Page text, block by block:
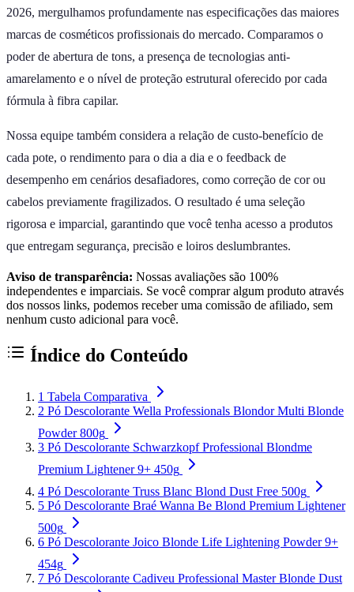
2026, mergulhamos profundamente nas especificações das maiores
marcas de cosméticos profissionais do mercado. Comparamos o
poder de abertura de tons, a presença de tecnologias anti-
amarelamento e o nível de proteção estrutural oferecido por cada
fórmula à fibra capilar.
Nossa equipe também considera a relação de custo-benefício de
cada pote, o rendimento para o dia a dia e o feedback de
desempenho em cenários desafiadores, como correção de cor ou
cabelos previamente fragilizados. O resultado é uma seleção
rigorosa e imparcial, garantindo que você tenha acesso a produtos
que entregam segurança, precisão e loiros deslumbrantes.
Aviso de transparência: Nossas avaliações são 100%
independentes e imparciais. Se você comprar algum produto através
dos nossos links, podemos receber uma comissão de afiliado, sem
nenhum custo adicional para você.
Índice do Conteúdo
1 Tabela Comparativa
2 Pó Descolorante Wella Professionals Blondor Multi Blonde
Powder 800g
3 Pó Descolorante Schwarzkopf Professional Blondme
Premium Lightener 9+ 450g
4 Pó Descolorante Truss Blanc Blond Dust Free 500g
5 Pó Descolorante Braé Wanna Be Blond Premium Lightener
500g
6 Pó Descolorante Joico Blonde Life Lightening Powder 9+
454g
7 Pó Descolorante Cadiveu Professional Master Blonde Dust